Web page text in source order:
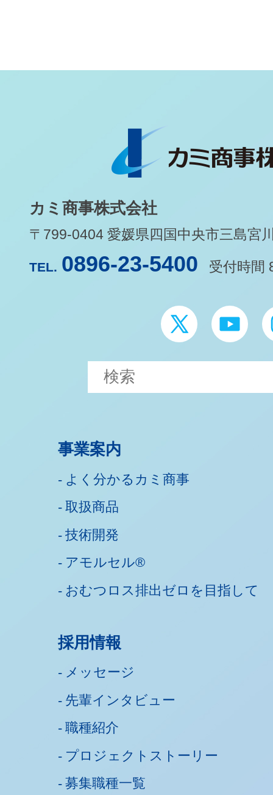
カミ商事株式会社
〒799-0404 愛媛県四国中央市三島宮
TEL. 0896-23-5400 受付時間
事業案内
よく分かるカミ商事
取扱商品
技術開発
アモルセル®
おむつロス排出ゼロを目指して
採用情報
メッセージ
先輩インタビュー
職種紹介
プロジェクトストーリー
募集職種一覧